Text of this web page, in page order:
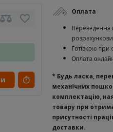
Оплата
Переведення
Готівкою при
Оплата
* Будь ласка,
механічних
комплектацію,
товару при
присутності
доставки.